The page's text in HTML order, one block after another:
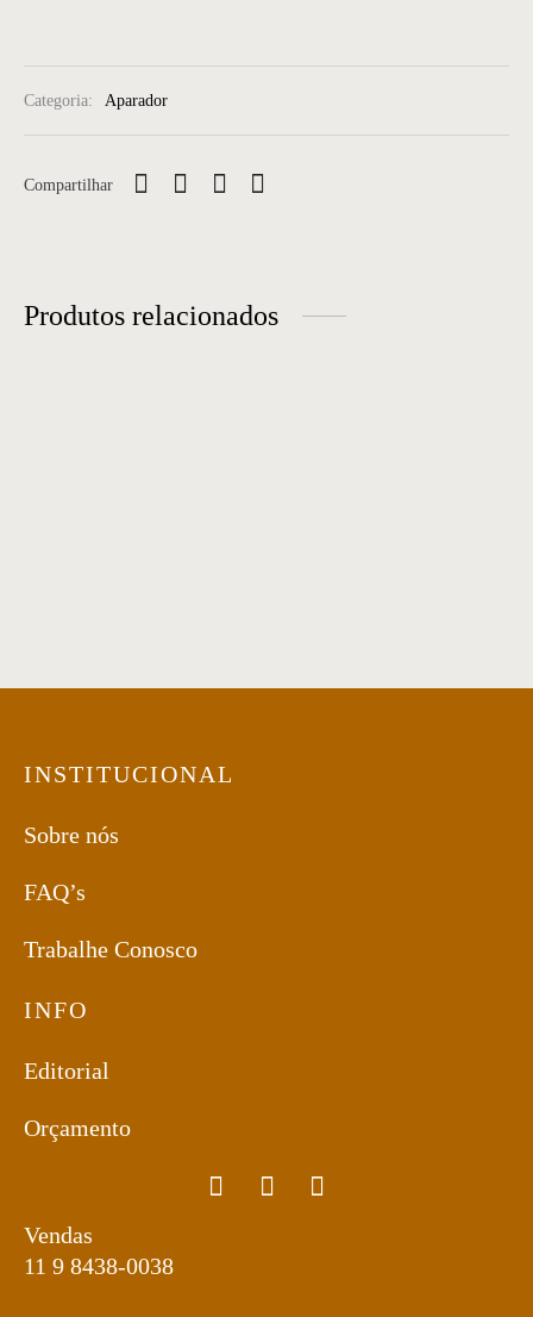
Categoria: Aparador
Compartilhar
Produtos relacionados
INSTITUCIONAL
Sobre nós
FAQ’s
Trabalhe Conosco
INFO
Editorial
Orçamento
Vendas
11 9 8438-0038